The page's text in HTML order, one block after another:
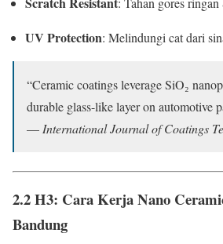
UV Protection: Melindungi cat dari
“Ceramic coatings leverage SiO₂
durable glass-like layer on automotive
— International Journal of Coatings
2.2 H3: Cara Kerja Nano
Bandung